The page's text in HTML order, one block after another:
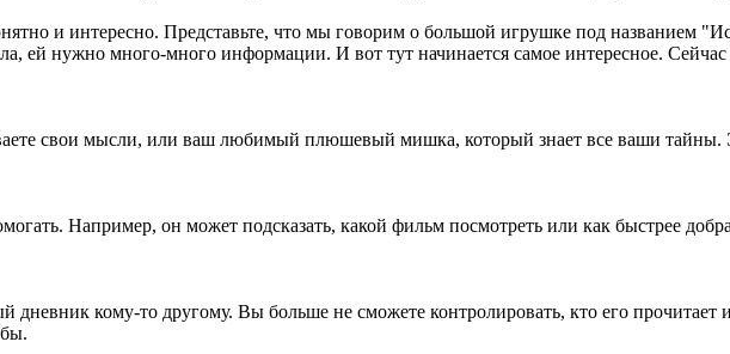
и интересно. Представьте, что мы говорим о большой игрушке под названием
ей нужно много-много информации. И вот тут начинается самое интересное.
свои мысли, или ваш любимый плюшевый мишка, который знает все ваши тайны.
Например, он может подсказать, какой фильм посмотреть или как быстрее
дневник кому-то другому. Вы больше не сможете контролировать, кто его